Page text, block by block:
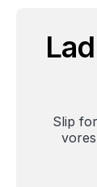
Slip